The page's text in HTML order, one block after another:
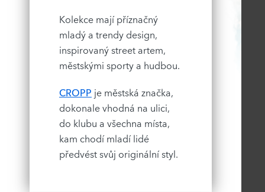
Kolekce mají příznačný
mladý a trendy design,
inspirovaný street artem,
městskými sporty a hudbou.
CROPP je městská značka,
dokonale vhodná na ulici,
do klubu a všechna místa,
kam chodí mladí lidé
předvést svůj originální styl.